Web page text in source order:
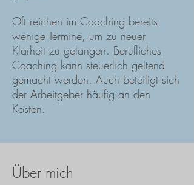
Oft reichen im Coaching bereits
wenige Termine, um zu neuer
Klarheit zu gelangen. Berufliches
Coaching kann steuerlich geltend
gemacht werden. Auch beteiligt sich
der Arbeitgeber häufig an den
Kosten.
Über mich